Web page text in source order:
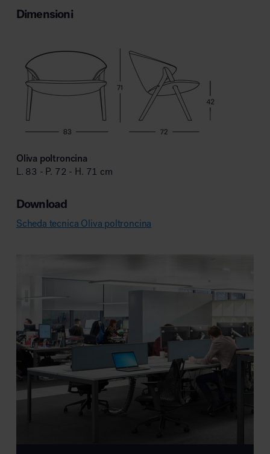
Dimensioni
Oliva poltroncina
L. 83 - P. 72 - H. 71 cm
Download
Scheda tecnica Oliva poltroncina